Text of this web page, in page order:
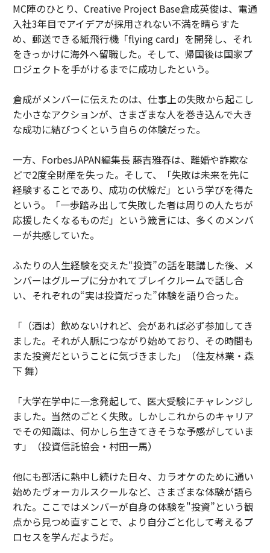
MC陣のひとり、Creative Project Base倉成英俊は、電通
入社3年目でアイデアが採用されない不満を晴らすた
め、郵送できる紙飛行機「flying card」を開発し、それ
をきっかけに海外へ留職した。そして、帰国後は国家プ
ロジェクトを手がけるまでに成功したという。
倉成がメンバーに伝えたのは、仕事上の失敗から起こし
た小さなアクションが、さまざまな人を巻き込んで大き
な成功に結びつくという自らの体験だった。
一方、ForbesJAPAN編集長 藤吉雅春は、離婚や詐欺な
どで2度全財産を失った。そして、「失敗は未来を先に
経験することであり、成功の伏線だ」という学びを得た
という。「一歩踏み出して失敗した者は周りの人たちが
応援したくなるものだ」という箴言には、多くのメンバ
ーが共感していた。
ふたりの人生経験を交えた“投資”の話を聴講した後、メ
ンバーはグループに分かれてブレイクルームで話し合
い、それぞれの“実は投資だった”体験を語り合った。
「（酒は）飲めないけれど、会があれば必ず参加してき
ました。それが人脈につながり始めており、その時間も
また投資だということに気づきました」（住友林業・森
下 舞）
「大学在学中に一念発起して、医大受験にチャレンジし
ました。当然のごとく失敗。しかしこれからのキャリア
でその知識は、何かしら生きてきそうな予感がしていま
す」（投資信託協会・村田一馬）
他にも部活に熱中し続けた日々、カラオケのために通い
始めたヴォーカルスクールなど、さまざまな体験が語ら
れた。ここではメンバーが自身の体験を"投資”という観
点から見つめ直すことで、より自分ごと化して考えるプ
ロセスを学んだようだ。